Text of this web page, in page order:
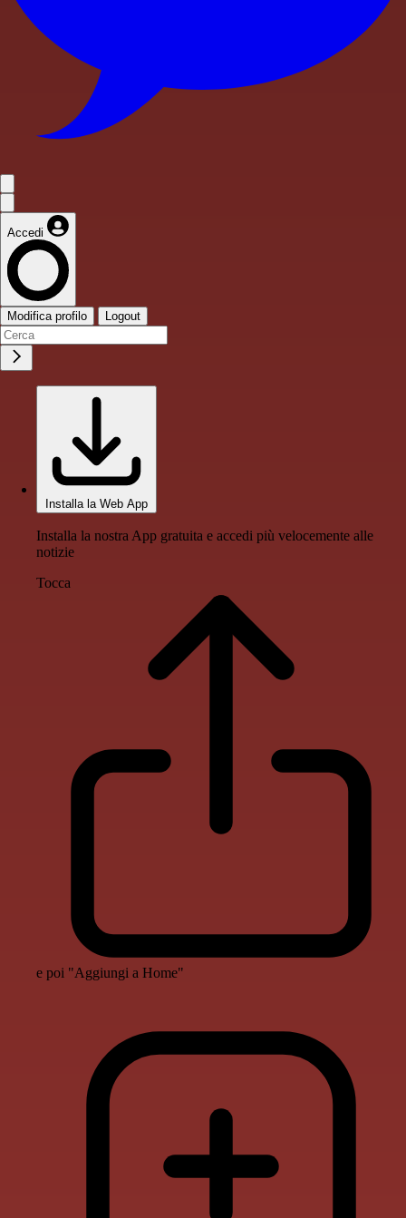
Accedi
Modifica profilo Logout
Installa la Web App
Installa la nostra App gratuita e accedi più velocemente alle
notizie
Tocca
e poi "Aggiungi a Home"